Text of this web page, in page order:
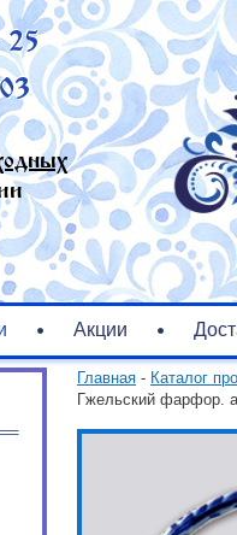
Акции
Главная - Каталог
Гжельский фарфор.